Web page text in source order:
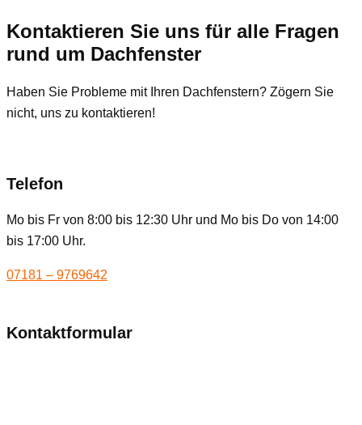
Kontaktieren Sie uns für alle Fragen
rund um Dachfenster
Haben Sie Probleme mit Ihren Dachfenstern? Zögern Sie
nicht, uns zu kontaktieren!
Telefon
Mo bis Fr von 8:00 bis 12:30 Uhr und Mo bis Do von 14:00
bis 17:00 Uhr.
07181 – 9769642
Kontaktformular